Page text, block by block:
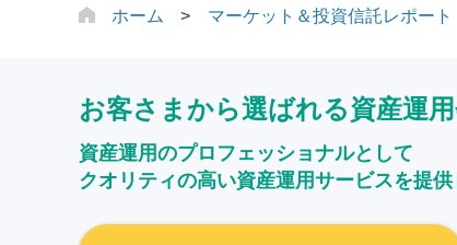
ホーム マーケット＆投資信託レポート
お客さまから選ばれる資産運
資産運用のプロフェッショナルとして
クオリティの高い資産運用サービスを提供